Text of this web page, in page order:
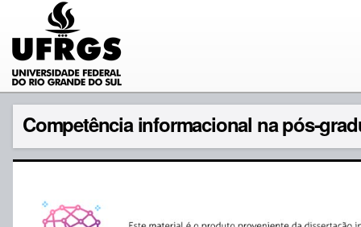
Competência informacional na pós-